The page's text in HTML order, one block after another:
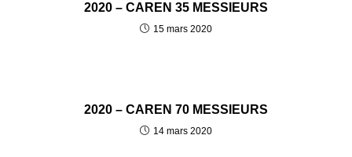
2020 – CAREN 35 MESSIEURS
15 mars 2020
2020 – CAREN 70 MESSIEURS
14 mars 2020